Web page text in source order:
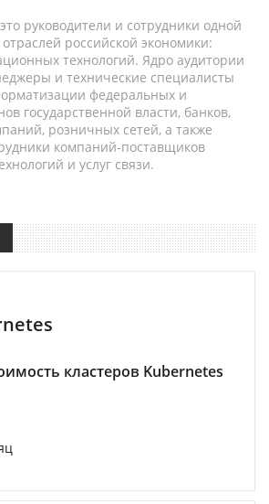
руководители и сотрудники одной
российской экономики:
технологий. Ядро аудитории
и технические специалисты
федеральных и
государственной власти, банков,
розничных сетей, а также
компаний-поставщиков
и услуг связи.
кластеров Kubernetes